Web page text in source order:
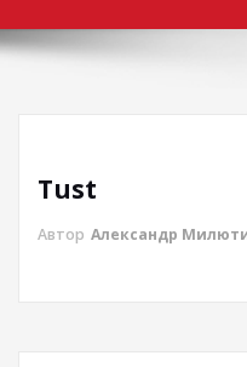
Tust
Автор Александр